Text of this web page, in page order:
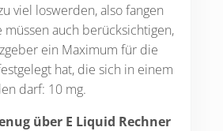
viel loswerden, also fangen
müssen auch berücksichtigen,
ein Maximum für die
hat, die sich in einem
darf: 10 mg.
über E Liquid Rechner